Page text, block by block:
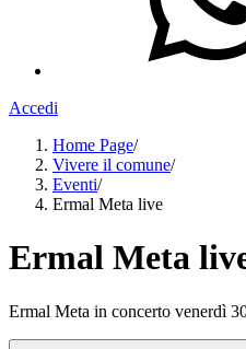
Accedi
Home Page/
Vivere il comune/
Eventi/
Ermal Meta live
Ermal Meta
Ermal Meta in concerto venerdì